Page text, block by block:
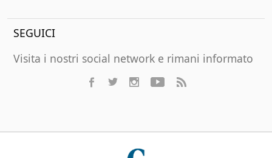
SEGUICI
Visita i nostri social network e rimani informato